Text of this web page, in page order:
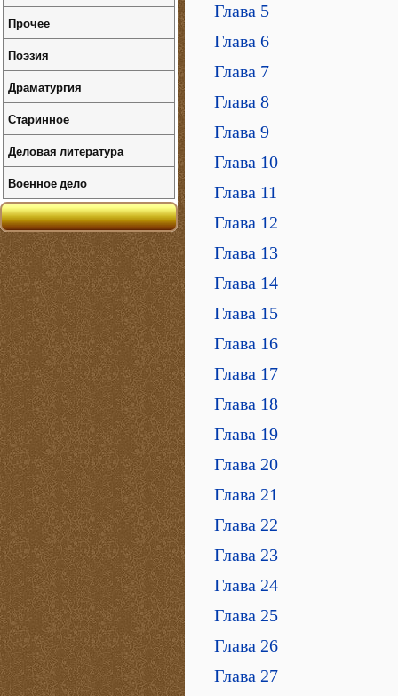
Глава 5
Глава 6
Глава 7
Глава 8
Глава 9
Глава 10
Глава 11
Глава 12
Глава 13
Глава 14
Глава 15
Глава 16
Глава 17
Глава 18
Глава 19
Глава 20
Глава 21
Глава 22
Глава 23
Глава 24
Глава 25
Глава 26
Глава 27
Прочее
Поэзия
Драматургия
Старинное
Деловая литература
Военное дело